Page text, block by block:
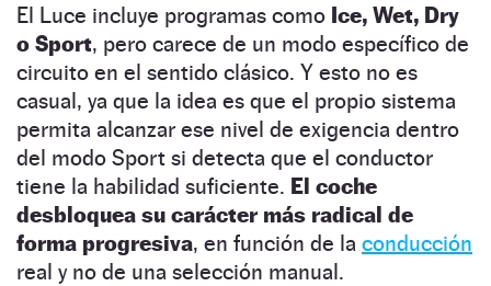
El Luce incluye programas como Ice, Wet, Dry
o Sport, pero carece de un modo específico de
circuito en el sentido clásico. Y esto no es
casual, ya que la idea es que el propio sistema
permita alcanzar ese nivel de exigencia dentro
del modo Sport si detecta que el conductor
tiene la habilidad suficiente. El coche
desbloquea su carácter más radical de
forma progresiva, en función de la conducción
real y no de una selección manual.